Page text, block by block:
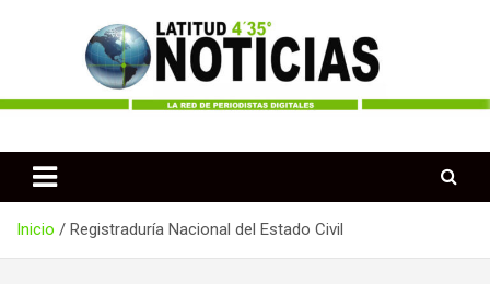
Latitud 435 Noticias
Inicio Registraduría Nacional del Estado Civil